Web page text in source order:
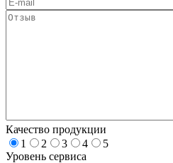
Качество продукции
1
2 3 4
5
Уровень сервиса